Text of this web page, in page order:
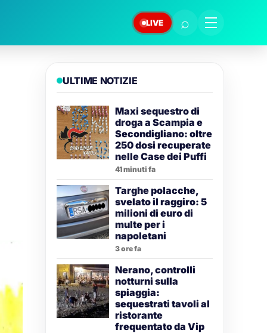
LIVE ⌕
ULTIME NOTIZIE
Maxi sequestro di
droga a Scampia e
Secondigliano: oltre
250 dosi recuperate
nelle Case dei Puffi
41 minuti fa
Targhe polacche,
svelato il raggiro: 5
milioni di euro di
multe per i
napoletani
3 ore fa
Nerano, controlli
notturni sulla
spiaggia:
sequestrati tavoli al
ristorante
frequentato da Vip